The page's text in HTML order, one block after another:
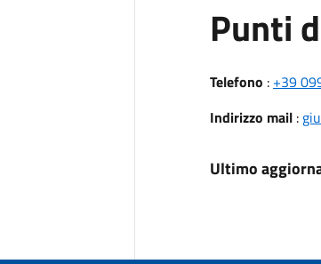
Punti
Telefono : +39
Indirizzo mail:
Ultimo